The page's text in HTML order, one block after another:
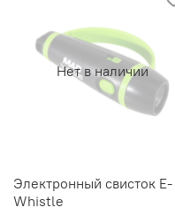
Нет в наличии
Электронный свисток E-
Whistle